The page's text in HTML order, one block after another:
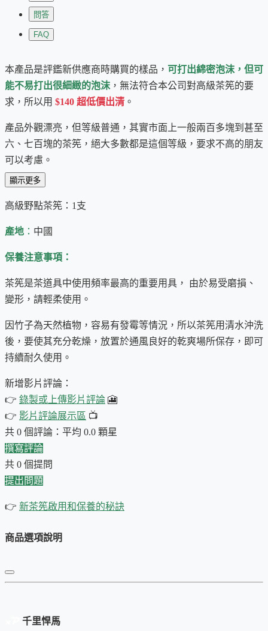
問答
FAQ
本產品是評鑑新供應商時購買的樣品， 可打出綿密泡沫，但可
能不易打出很細緻的泡沫 ，無法符合本公司對高級茶筅的要
求，所以用 $140 超低價出清 。
產品外觀漂亮，但等級普通，其實市面上一般兩百多塊到甚至
六、七百塊的茶筅，絕大多數都是這個等級，要求不高的朋友
可以考慮。
另外，有些
普級品在這邊出清，它們都能符合綿密泡沫的功能，不求產品
茶筅 (ㄒㄧㄢˇ) 又稱茶筌，俗稱抹茶刷，它是抹茶茶具中最重
要的一項，其它的抹茶茶具或者必要性不是那麼高，或許可借
功能 (使抹茶的風味充分散發)。
茶筅分枝數的影響：
分枝數越多，泡沫可以打的越細緻
薄茶用
顯示更多
高級野點茶筅：1支
產地 ： 中國
保養注意事項：
茶筅是茶道具中使用頻率最高的重要用具， 由於易受磨損、
變形，請輕柔使用。
因竹子為天然植物，容易有發霉等情況，所以茶筅用清水沖洗
後，要使其充分乾燥，放置於通風良好的乾爽場所保存，即可
持續耐久使用。
新增影片評論：
👉 錄製或上傳影片評論 🎦
👉 影片評論展示區 📺
共 0 個評論：平均 0.0 顆星
撰寫評論
共 0 個提問
提出問題
👉 新茶筅啟用和保養的秘訣
商品選項說明
千里悍馬